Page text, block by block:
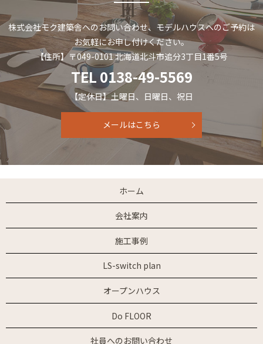
株式会社モク建築舎へのお問い合わせ、 モデルハウスへのご予約は
お気軽にお申し付けください。
【住所】〒049-0101 北海道北斗市追分3丁目1番5号
TEL 0138-49-5569
【定休日】土曜日、日曜日、祝日
メールはこちら
ホーム
会社案内
施工事例
LS-switch plan
オープンハウス
Do FLOOR
社員へのお問い合わせ